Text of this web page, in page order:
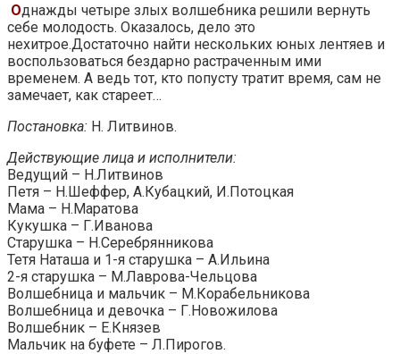
Однажды четыре злых волшебника решили вернуть
себе молодость. Оказалось, дело это
нехитрое.Достаточно найти нескольких юных лентяев и
воспользоваться бездарно растраченным ими
временем. А ведь тот, кто попусту тратит время, сам не
замечает, как стареет…
Постановка: Н. Литвинов.
Действующие лица и исполнители:
Ведущий – Н.Литвинов
Петя – Н.Шеффер, А.Кубацкий, И.Потоцкая
Мама – Н.Маратова
Кукушка – Г.Иванова
Старушка – Н.Серебрянникова
Тетя Наташа и 1-я старушка – А.Ильина
2-я старушка – М.Лаврова-Чельцова
Волшебница и мальчик – М.Корабельникова
Волшебница и девочка – Г.Новожилова
Волшебник – Е.Князев
Мальчик на буфете – Л.Пирогов.